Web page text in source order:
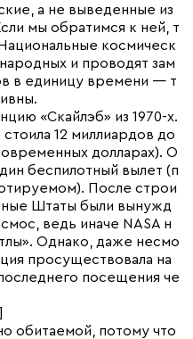
а не выведенные из
мы обратимся к ней, т
космическ
и проводят зам
в единицу времени — т
«Скайлэб» из 1970-х.
12 миллиардов до
долларах). О
беспилотный вылет (п
После строи
Штаты были вынужд
ведь иначе NASA н
Однако, даже несмо
просуществовала на
посещения че
обитаемой, потому что